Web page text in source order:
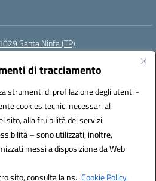
di tracciamento
strumenti di profilazione degli utenti -
cookies tecnici necessari al
sito, alla fruibilità dei servizi
– sono utilizzati, inoltre,
messi a disposizione da Web
sito, consulta la ns. Cookie Policy.
Santa Ninfa (TP)
tpic807004@pec.istruzione.it
(IPA): istsc_tpic807004
UFLMAN
by 3D Solution S.r.l.